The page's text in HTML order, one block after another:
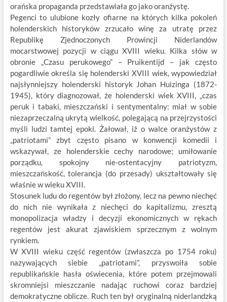
orańska propaganda przedstawiała go jako oranżystę.
Pegenci to ulubione kozły ofiarne na których kilka pokoleń
holenderskich historyków zrzucało winę za utratę przez
Republikę Zjednoczonych Prowincji Niderlandów
mocarstwowej pozycji w ciągu XVIII wieku. Kilka słów w
obronie „Czasu perukowego” – Pruikentijd – jak często
pogardliwie określa się holenderski XVIII wiek, wypowiedział
najsłynniejszy holenderski historyk Johan Huizinga (1872-
1945), który diagnozował, że holenderski wiek XVIII, „czas
peruk i tabaki, mieszczański i sentymentalny: miał w sobie
niezaprzeczalną ukrytą wielkość, polegającą na przejrzystości
myśli ludzi tamtej epoki. Żałował, iż o walce oranżystów z
„patriotami” zbyt często pisano w konwencji komedii i
wskazywał, ze holenderskie cechy narodowe; umiłowanie
porządku, spokojny nie-ostentacyjny patriotyzm,
mieszczańskość, tolerancja (do przesady) ukształtowały się
właśnie w wieku XVIII.
Stosunek ludu do regentów był złożony, lecz na pewno niechęć
do nich nie wynikała z niechęci do kapitalizmu, zresztą
monopolizacja władzy i decyzji ekonomicznych w rękach
regentów jest akurat zjawiskiem sprzecznym z wolnym
rynkiem.
W XVIII wieku część regentów (zwłaszcza po 1754 roku)
nazywających siebie „patriotami”, przyswoiła sobie
republikańskie hasła oświecenia, które potem przejmowali
skromniejsi mieszczanie nadając ruchowi coraz bardziej
demokratyczne oblicze. Ruch ten był oryginalną niderlandzką